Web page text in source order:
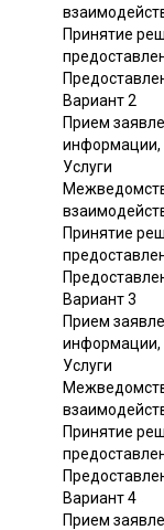
Принятие
Вариант 2
Прием
информации,
Услуги
Принятие
Вариант 3
Прием
информации,
Услуги
Принятие
Вариант 4
Прием